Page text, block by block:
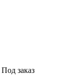
Под заказ